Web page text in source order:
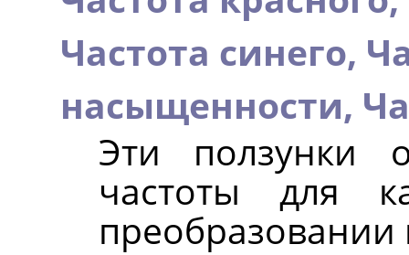
Частота синего,
насыщенности,
Эти ползунки
частоты для
преобразовании